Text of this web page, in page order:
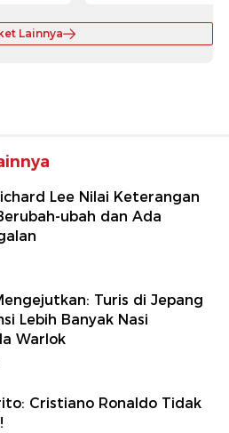
Lainnya
Lee Nilai Keterangan
ubah dan Ada
Turis di Jepang
Lebih Banyak Nasi
Warlok
Cristiano Ronaldo Tidak